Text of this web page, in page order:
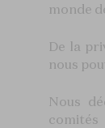
monde
De la
nous
Nous
comités